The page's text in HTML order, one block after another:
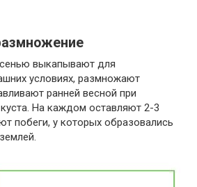
выкапывают для
условиях, размножают
ранней весной при
На каждом оставляют 2-3
побеги, у которых образовались